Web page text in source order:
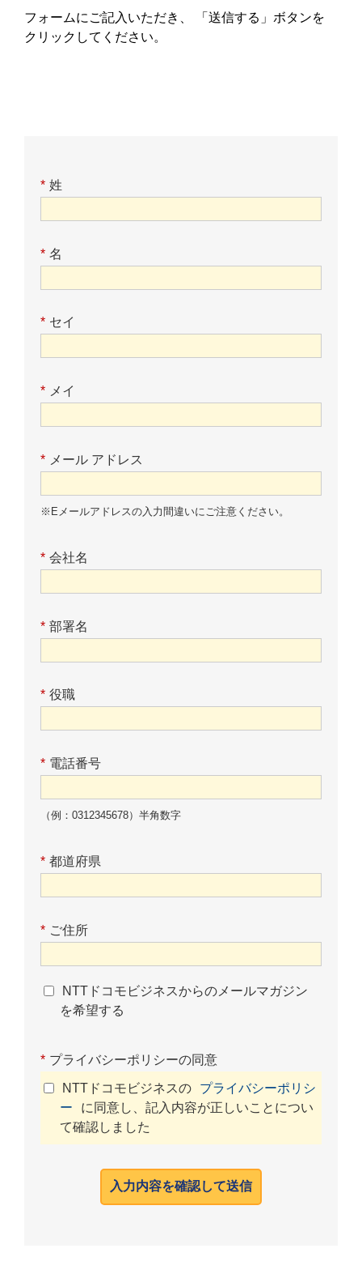
フォームにご記入いただき、 「送信する」ボタンを
クリックしてください。
* 姓
* 名
* セイ
* メイ
* メール アドレス
※Eメールアドレスの入力間違いにご注意ください。
* 会社名
* 部署名
* 役職
* 電話番号
（例：0312345678）半角数字
* 都道府県
* ご住所
NTTドコモビジネスからのメールマガジン
を希望する
* プライバシーポリシーの同意
NTTドコモビジネスの
プライバシーポリシ
ー
に同意し、記入内容が正しいことについ
て確認しました
入力内容を確認して送信